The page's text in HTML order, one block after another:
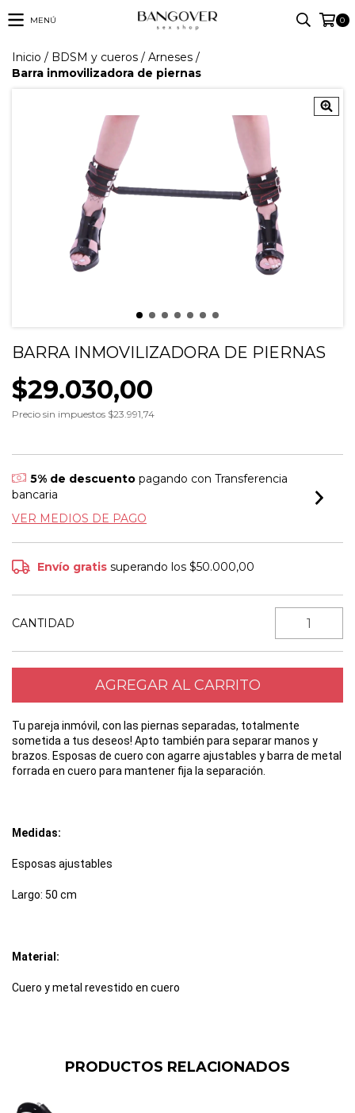
MENÚ 0
Inicio / BDSM y cueros / Arneses /
Barra inmovilizadora de piernas
BARRA INMOVILIZADORA DE PIERNAS
$29.030,00
Precio sin impuestos $23.991,74
5% de descuentopagando con Transferencia
bancaria
VER MEDIOS DE PAGO
Envío gratis superando los$50.000,00
CANTIDAD
Tu pareja inmóvil, con las piernas separadas, totalmente
sometida a tus deseos! Apto también para separar manos y
brazos. Esposas de cuero con agarre ajustables y barra de metal
forrada en cuero para mantener fija la separación.
Medidas:
Esposas ajustables
Largo: 50 cm
Material:
Cuero y metal revestido en cuero
PRODUCTOS RELACIONADOS